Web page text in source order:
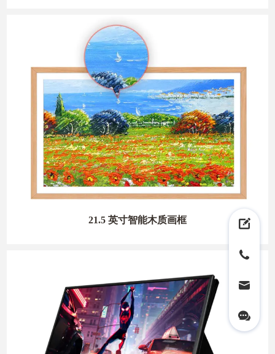
21.5 英寸智能木质画框